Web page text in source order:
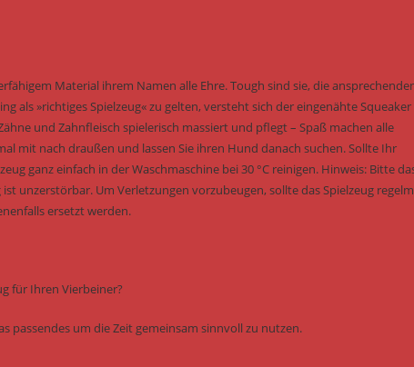
Material ihrem Namen alle Ehre. Tough sind sie, die
als »richtiges Spielzeug« zu gelten, versteht sich der eingenähte
und Zahnfleisch spielerisch massiert und pflegt – Spaß machen alle
mit nach draußen und lassen Sie ihren Hund danach suchen. Sollte Ihr
ganz einfach in der Waschmaschine bei 30 °C reinigen. Hinweis: Bitte
unzerstörbar. Um Verletzungen vorzubeugen, sollte das Spielzeug
ersetzt werden.
für Ihren Vierbeiner?
passendes um die Zeit gemeinsam sinnvoll zu nutzen.